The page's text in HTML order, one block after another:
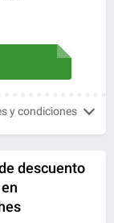
y condiciones
descuento